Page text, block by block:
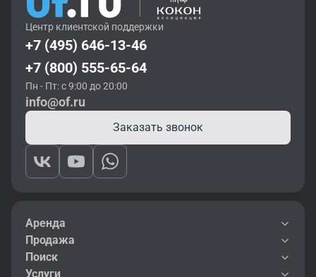
Центр клиентской поддержки
+7 (495) 646-13-46
+7 (800) 555-65-64
Пн - Пт: с 9:00 до 20:00
info@of.ru
Заказать звонок
Аренда
Продажа
Поиск
Услуги